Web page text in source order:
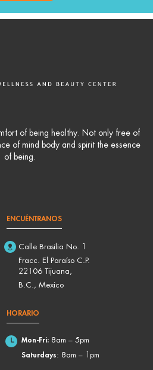
of being healthy. Not only free of
of mind body and spirit the essence
of being.
ENCUÉNTRANOS
Calle Brasilia No. 1
Fracc. El Paraíso C.P.
22106 Tijuana,
B.C., Mexico
HORARIO
Mon-Fri:8am – 5pm
Saturdays: 8am – 1pm